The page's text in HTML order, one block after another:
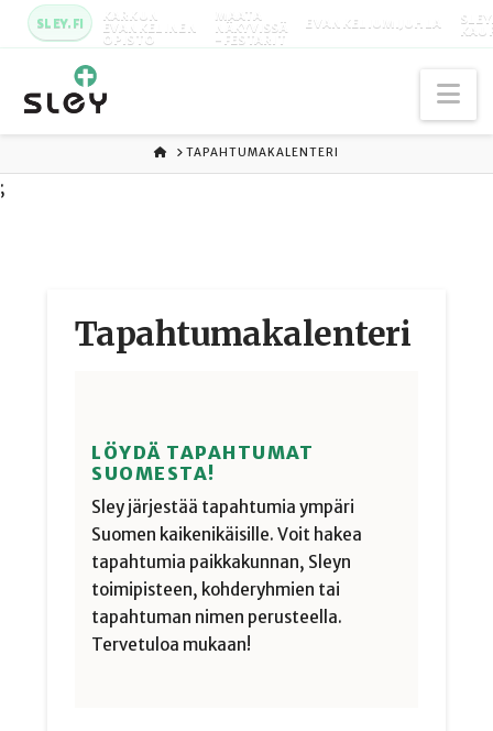
SLEY.FI KARKUN
EVANKELINEN
OPISTO
MAATA
NÄKYVISSÄ
-FESTARIT
EVANKELIUMIJUHLA
ETUSIVU
TAPAHTUMAKALENTERI
;
Tapahtuma­kalenteri
LÖYDÄ TAPAHTUMAT
SUOMESTA!
Sley järjestää tapahtumia ympäri
Suomen kaikenikäisille. Voit hakea
tapahtumia paikkakunnan, Sleyn
toimipisteen, kohderyhmien tai
tapahtuman nimen perusteella.
Tervetuloa mukaan!